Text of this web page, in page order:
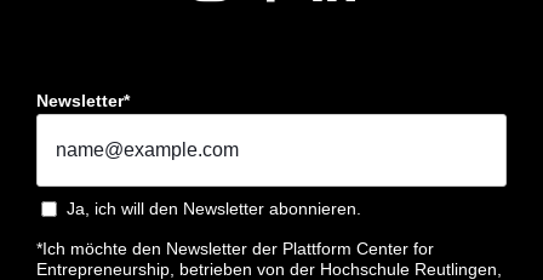
Newsletter*
Ja, ich will den Newsletter abonnieren.
*Ich möchte den Newsletter der Plattform Center for
Entrepreneurship, betrieben von der Hochschule Reutlingen,